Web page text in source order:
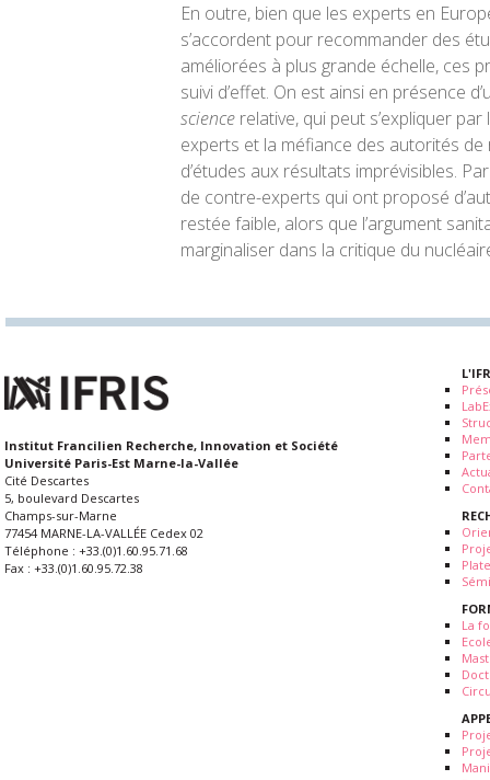
En outre, bien que les experts en
s’accordent pour recommander des
améliorées à plus grande échelle, ces
suivi d’effet. On est ainsi en présence
science relative, qui peut s’expliquer
experts et la méfiance des autorités de
d’études aux résultats imprévisibles.
de contre-experts qui ont proposé
restée faible, alors que l’argument
marginaliser dans la critique du
Institut Francilien Recherche, Innovation et Société
Université Paris-Est Marne-la-Vallée
Cité Descartes
5, boulevard Descartes
Champs-sur-Marne
77454 MARNE-LA-VALLÉE Cedex 02
Téléphone : +33.(0)1.60.95.71.68
Fax : +33.(0)1.60.95.72.38
La